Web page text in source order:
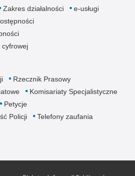
Zakres działalności
e-usługi
Rzecznik Prasowy
Komisariaty Specjalistyczne
Petycje
Policji
Telefony zaufania